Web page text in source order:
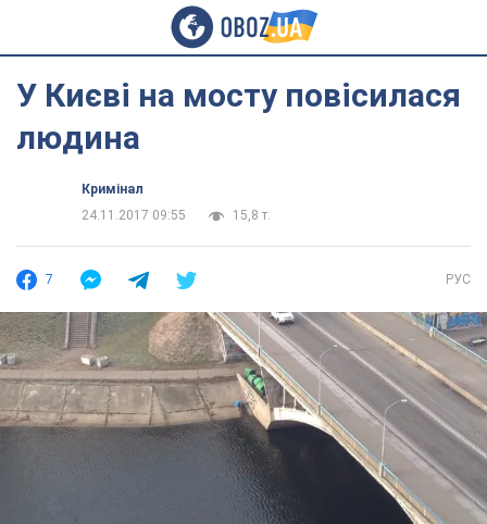
У Києві на мосту повісилася
людина
Кримінал
24.11.2017 09:55
15,8 т.
7 РУС